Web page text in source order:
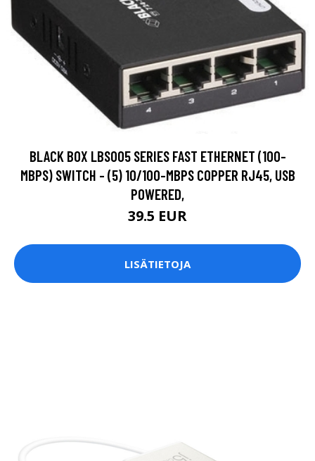
BLACK BOX LBS005 SERIES FAST ETHERNET (100-
MBPS) SWITCH - (5) 10/100-MBPS COPPER RJ45, USB
POWERED,
39.5 EUR
LISÄTIETOJA